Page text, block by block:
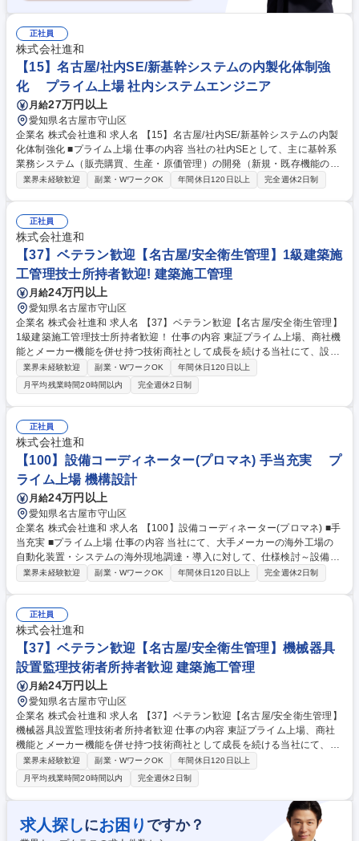
正社員
株式会社進和
【15】名古屋/社内SE/新基幹システムの内製化体制強
化 プライム上場 社内システムエンジニア
月給27万円以上
愛知県名古屋市守山区
企業名 株式会社進和 求人名 【15】名古屋/社内SE/新基幹システムの内製
化体制強化 ■プライム上場 仕事の内容 当社の社内SEとして、主に基幹系
業務システム（販売購買、生産・原価管理）の開発（新規・既存機能の修
正）・保守・運用業務とその他社内システム全般の保守・運用業務を担っ
avaScript/RPG 【業務詳細】■システム企画・要件定義、外部ベンダーと
の連携によるシステム設計・開発・テスト、導入・展開、運用・保守 ■IT
インフラの整備と運用 ■海外拠点の基幹システム導入・刷新（ERP）■ユ
ーザー部門からの問い合わせ対応 募集職種 【15】名古屋/社内SE/新基幹
システムの内製化体制強化 ■プライム上場
業界未経験歓迎 副業・WワークOK 年間休日120日以上 完全週休2日制
正社員
株式会社進和
【37】ベテラン歓迎【名古屋/安全衛生管理】1級建築施
工管理技士所持者歓迎! 建築施工管理
月給24万円以上
愛知県名古屋市守山区
企業名 株式会社進和 求人名 【37】ベテラン歓迎【名古屋/安全衛生管理】
1級建築施工管理技士所持者歓迎！ 仕事の内容 東証プライム上場、商社機
能とメーカー機能を併せ持つ技術商社として成長を続ける当社にて、設備
機器設置に関わる安全衛生管理に関する業務をお任せします。1級建築施
工管理技士の資格が生かせる環境です。 設備機器(特に自動車業界向けの
製造組付ライン、FA機器、加工機、各種省力機器など)の設置に関わる、
安全管理業務をお任せします。工事管理者として、協力業者への指示・指
導・管理、打合せ等の取りまとめ業務その他安全管理、建設業許可の維持
管理等をお任せ致します。※休日（土日）出勤（月4回程度）があり振替
休日を取得していただきます。 ※建物への改変業務はありません。 募集
職種 【37】ベテラン歓迎【名古屋/安全衛生管理】1級建築施工管理技士所
持者歓迎！
業界未経験歓迎 副業・WワークOK
年間休日120日以上
月平均残業時間20時間以内
完全週休2日制
正社員
株式会社進和
【100】設備コーディネーター(プロマネ) 手当充実 プ
ライム上場 機構設計
月給24万円以上
愛知県名古屋市守山区
企業名 株式会社進和 求人名 【100】設備コーディネーター(プロマネ) ■手
当充実 ■プライム上場 仕事の内容 当社にて、大手メーカーの海外工場の
自動化装置・システムの海外現地調達・導入に対して、仕様検討～設備製
作支援までの技術的なトータル支援・プロジェクトマネジメントを行って
■自動化案件（ロボットやAMR・AGVシステム）へのメカ的なサポート
【働き方】■残業：10～20時間程度/月 ※繁閑期によって異なります。■海
外出張：年に1～2回(2週間/回)程度 ※担当プロジェクトによって異なりま
す。 募集職種 【100】設備コーディネーター(プロマネ) ■手当充実 ■プラ
イム上場
業界未経験歓迎 副業・WワークOK 年間休日120日以上 完全週休2日制
正社員
株式会社進和
【37】ベテラン歓迎【名古屋/安全衛生管理】機械器具
設置監理技術者所持者歓迎 建築施工管理
月給24万円以上
愛知県名古屋市守山区
企業名 株式会社進和 求人名 【37】ベテラン歓迎【名古屋/安全衛生管理】
機械器具設置監理技術者所持者歓迎 仕事の内容 東証プライム上場、商社
機能とメーカー機能を併せ持つ技術商社として成長を続ける当社にて、設
備機器設置に関わる安全衛生管理に関する業務をお任せします機械器具設
置監理技術者の資格が生かせる環境です。 設備機器(特に自動車業界向け
の製造組付ライン、FA機器、加工機、各種省力機器など)の設置に関わ
る、安全管理業務をお任せします。工事管理者として、協力業者への指
示・指導・管理、打合せ等の取りまとめ業務その他安全管理、建設業許可
の維持管理等をお任せ致します。※休日（土日）出勤（月4回程度）があ
業界未経験歓迎 副業・WワークOK
年間休日120日以上
月平均残業時間20時間以内
完全週休2日制
求人探しにお困り ですか？